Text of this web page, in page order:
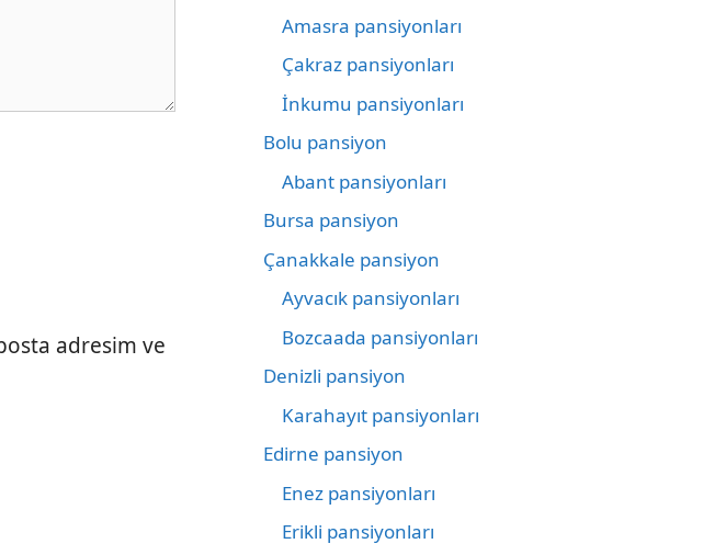
adresim ve
Amasra pansiyonları
Çakraz pansiyonları
İnkumu pansiyonları
Bolu pansiyon
Abant pansiyonları
Bursa pansiyon
Çanakkale pansiyon
Ayvacık pansiyonları
Bozcaada pansiyonları
Denizli pansiyon
Karahayıt pansiyonları
Edirne pansiyon
Enez pansiyonları
Erikli pansiyonları